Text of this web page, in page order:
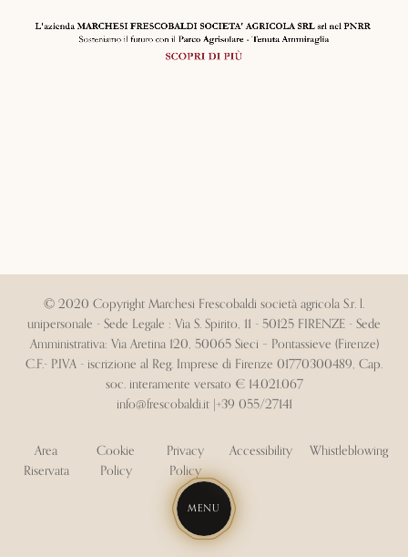
MENU
© 2020 Copyright Marchesi Frescobaldi società agricola S.r. l.
unipersonale - Sede Legale : Via S. Spirito, 11 - 50125 FIRENZE - Sede
Amministrativa: Via Aretina 120, 50065 Sieci – Pontassieve (Firenze)
C.F.- P.IVA - iscrizione al Reg. Imprese di Firenze 01770300489, Cap.
soc. interamente versato € 14.021.067
info@frescobaldi.it |+39 055/27141
Area
Riservata
Cookie
Policy
Privacy
Policy
Accessibility Whistleblowing